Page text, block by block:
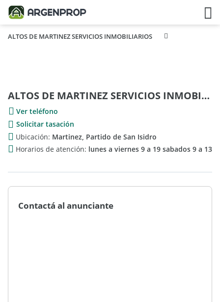
ALTOS DE MARTINEZ SERVICIOS INMOBILIARIOS
ALTOS DE MARTINEZ SERVICIOS INMOBILIARIOS
Ver teléfono
Solicitar tasación
Ubicación: Martinez, Partido de San Isidro
Horarios de atención: lunes a viernes 9 a 19 sabados 9 a 13
Contactá al anunciante